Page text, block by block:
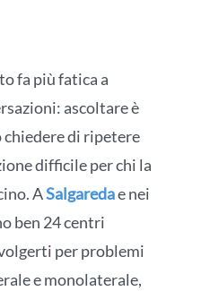
fa più fatica a
ascoltare è
chiedere di ripetere
difficile per chi la
ASalgaredae nei
ben 24 centri
per problemi
e monolaterale,